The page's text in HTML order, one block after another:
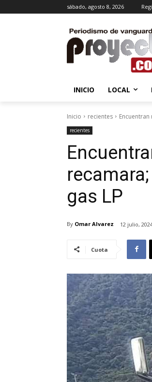
sábado, agosto 8, 2026
INICIO LOCAL
Inicio recientes
recientes
gas LP
By Omar Alvarez 12 julio,
Cuota